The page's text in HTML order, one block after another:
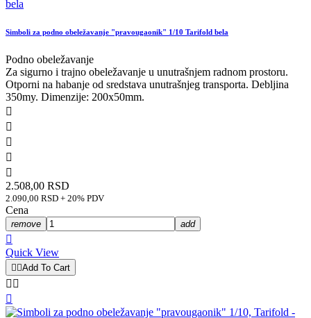
Simboli za podno obeležavanje "pravougaonik" 1/10 Tarifold bela
Podno obeležavanje
Za sigurno i trajno obeležavanje u unutrašnjem radnom prostoru.
Otporni na habanje od sredstava unutrašnjeg transporta. Debljina
350my. Dimenzije: 200x50mm.





2.508,00 RSD
2.090,00 RSD + 20% PDV
Cena
remove add

Quick View
 Add To Cart
 
